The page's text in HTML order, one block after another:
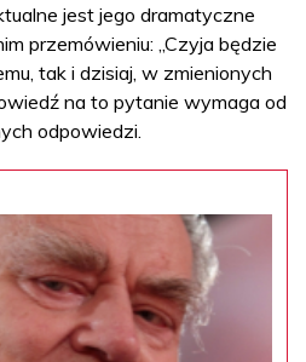
jest jego dramatyczne
przemówieniu: „Czyja będzie
tak i dzisiaj, w zmienionych
na to pytanie wymaga od
odpowiedzi.